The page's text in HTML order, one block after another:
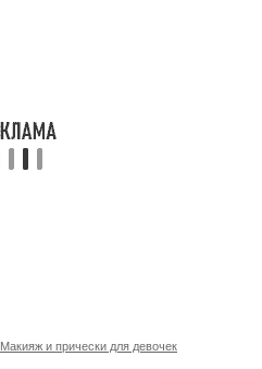
Макияж и прически для девочек